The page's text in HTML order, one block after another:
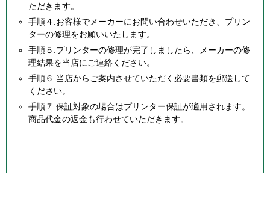
ただきます。
手順４.お客様でメーカーにお問い合わせいただき、プリン
ターの修理をお願いいたします。
手順５.プリンターの修理が完了しましたら、メーカーの修
理結果を当店にご連絡ください。
手順６.当店からご案内させていただく必要書類を郵送して
ください。
手順７.保証対象の場合はプリンター保証が適用されます。
商品代金の返金も行わせていただきます。